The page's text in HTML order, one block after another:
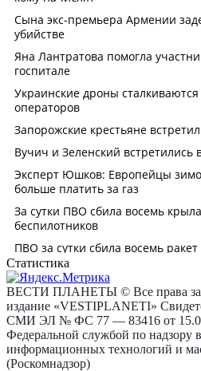
Статистика
ВЕСТИ ПЛАНЕТЫ © Все права
издание «VESTIPLANETI»
СМИ ЭЛ № ФС 77 — 83416 от
Федеральной службой по надзору
информационных технологий и
(Роскомнадзор)